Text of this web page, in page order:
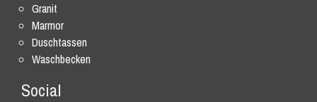
Granit
Marmor
Duschtassen
Waschbecken
Social